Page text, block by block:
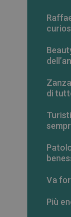
di
Va
Più